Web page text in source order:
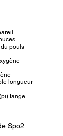
pouls
longueur
tange
Spo2